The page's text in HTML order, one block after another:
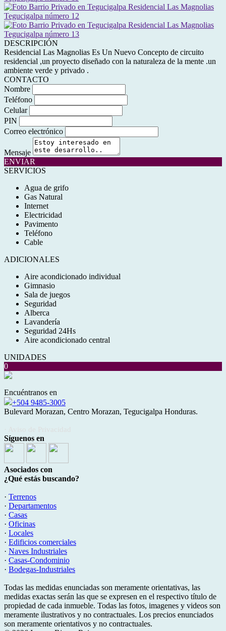
DESCRIPCIÓN
Residencial Las Magnolias Es Un Nuevo Concepto de circuito
residencial ,un proyecto diseñado con la naturaleza de la mente .un
ambiente verde y privado .
CONTACTO
Nombre
Teléfono
Celular
PIN
Correo electrónico
Mensaje
ENVIAR
SERVICIOS
Agua de grifo
Gas Natural
Internet
Electricidad
Pavimento
Teléfono
Cable
ADICIONALES
Aire acondicionado individual
Gimnasio
Sala de juegos
Seguridad
Alberca
Lavandería
Seguridad 24Hs
Aire acondicionado central
UNIDADES
0
Encuéntranos en
+504 9485-3005
Bulevard Morazan, Centro Morazan, Tegucigalpa Honduras.
Síguenos en
Asociados con
¿Qué estás buscando?
· Terrenos
· Departamentos
· Casas
· Oficinas
· Locales
· Edificios comerciales
· Naves Industriales
· Casas-Condominio
· Bodegas-Industriales
Todas las medidas enunciadas son meramente orientativas, las
medidas exactas serán las que se expresen en el respectivo título de
propiedad de cada inmueble. Todas las fotos, imagenes y videos son
meramente ilustrativos y no contractuales. Los precios enunciados
son meramente orientativos y no contractuales.